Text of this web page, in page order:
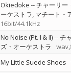
Okiedoke --チャーリー
ーケストラ マチート・
16bit/44.1kHz
No Noise (Pt. I & II)--チ
ズ・オーケストラ
My Little Suede Shoes